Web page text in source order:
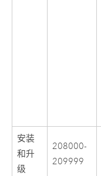
安装
和升
级
208000-
209999